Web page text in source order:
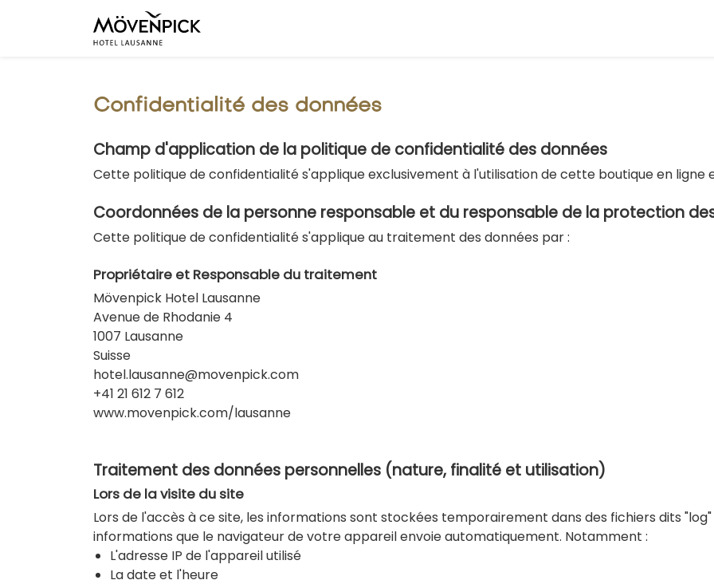
Confidentialité des données
Champ d'application de la politique de confidentialité des données
Cette politique de confidentialité s'applique exclusivement à l'utilisation de cette boutique en
Coordonnées de la personne responsable et du responsable de la protection
Cette politique de confidentialité s'applique au traitement des données par :
Propriétaire et Responsable du traitement
Mövenpick Hotel Lausanne
Avenue de Rhodanie 4
1007 Lausanne
Suisse
hotel.lausanne@movenpick.com
+41 21 612 7 612
www.movenpick.com/lausanne
Traitement des données personnelles (nature, finalité et utilisation)
Lors de la visite du site
Lors de l'accès à ce site, les informations sont stockées temporairement dans des fichiers dits
informations que le navigateur de votre appareil envoie automatiquement. Notamment :
L'adresse IP de l'appareil utilisé
La date et l'heure